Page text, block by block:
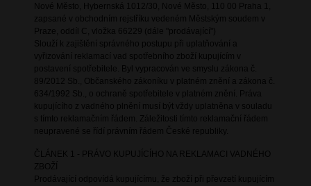
Nové Město, Hybernská 1012/30, Nové Město, 110 00 Praha 1,
zapsané v obchodním rejstříku vedeném Městským soudem v
Praze, oddíl C, vložka 66229 (dále "prodávající")
Slouží k zajištění správného postupu při uplatňování a
vyřizování reklamací vad spotřebního zboží kupujícím v
postavení spotřebitele. Byl vypracován ve smyslu zákona č.
89/2012 Sb., Občanského zákoníku v platném znění a zákona č.
634/1992 Sb., o ochraně spotřebitele v platném znění. Práva
kupujícího z vadného plnění musí být vždy uplatněna v souladu
s tímto reklamačním řádem. Záležitosti tímto reklamační řádem
neupravené se řídí právním řádem České republiky.
ČLÁNEK 1 - PRÁVO KUPUJÍCÍHO NA REKLAMACI VADNÉHO
ZBOŽÍ
Prodávající odpovídá kupujícímu, že zboží při převzetí kupujícím